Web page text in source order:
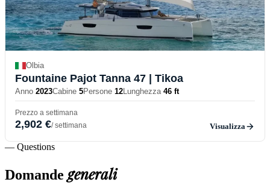
Olbia
Fountaine Pajot Tanna 47 | Tikoa
Anno 2023Cabine 5Persone 12Lunghezza 46 ft
Prezzo a settimana
2,902 €/ settimana Visualizza
— Questions
Domandegenerali